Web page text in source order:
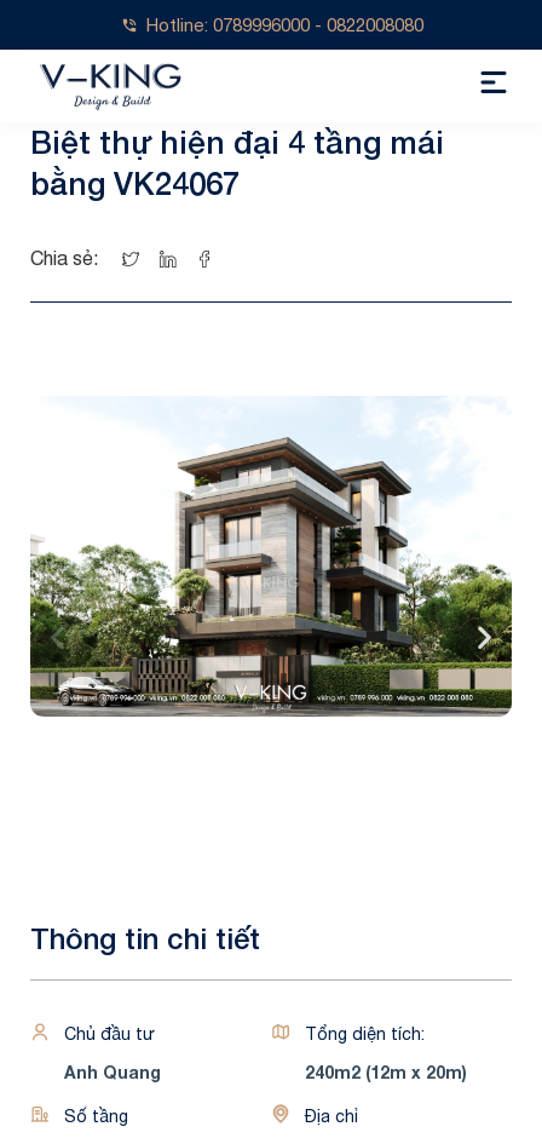
Hotline: 0789996000 - 0822008080
Biệt thự hiện đại 4 tầng mái
bằng VK24067
Chia sẻ:
Thông tin chi tiết
Chủ đầu tư
Anh Quang
Tổng diện tích:
240m2 (12m x 20m)
Số tầng Địa chỉ